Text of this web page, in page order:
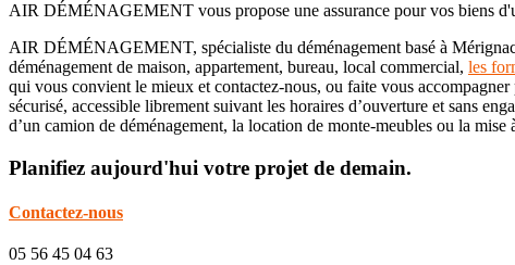
AIR DÉMÉNAGEMENT vous propose une assurance pour vos biens
AIR DÉMÉNAGEMENT, spécialiste du déménagement basé à
déménagement de maison, appartement, bureau, local commercial, les
qui vous convient le mieux et contactez-nous, ou faite vous
sécurisé, accessible librement suivant les horaires d’ouverture et sans
d’un camion de déménagement, la location de monte-meubles ou la
Planifiez aujourd'hui votre projet de demain.
Contactez-nous
05 56 45 04 63